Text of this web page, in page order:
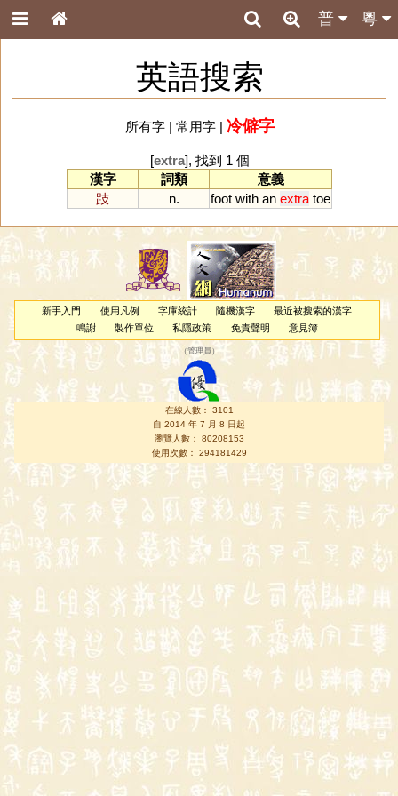
粵
普
英語搜索
所有字| 常用字| 冷僻字
[extra], 找到 1 個
漢字
詞類
意義
跂
n. foot with an extra toe
新手入門 使用凡例 字庫統計 隨機漢字
最近被搜索的漢字
鳴謝
製作單位 私隱政策 免責聲明 意見簿
（管理員 ）
在線人數： 3101
自 2014 年 7 月 8 日起
瀏覽人數： 80208153
使用次數： 294181429